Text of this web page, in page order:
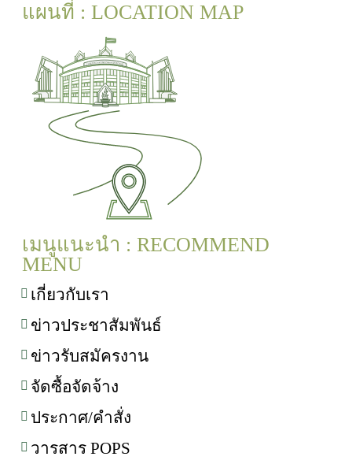
แผนที่ : LOCATION MAP
เมนูแนะนำ : RECOMMEND
MENU
เกี่ยวกับเรา
ข่าวประชาสัมพันธ์
ข่าวรับสมัครงาน
จัดซื้อจัดจ้าง
ประกาศ/คำสั่ง
วารสาร POPS